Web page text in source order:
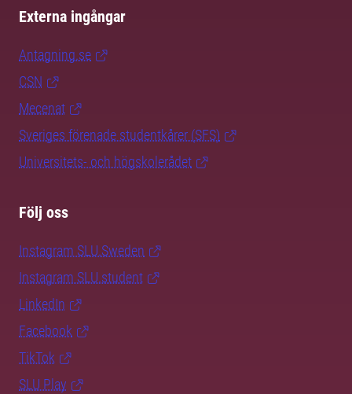
Externa ingångar
Antagning.se
CSN
Mecenat
Sveriges förenade studentkårer (SFS)
Universitets- och högskolerådet
Följ oss
Instagram SLU.Sweden
Instagram SLU.student
LinkedIn
Facebook
TikTok
SLU Play